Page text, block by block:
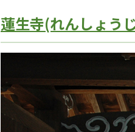
蓮生寺(れんしょう